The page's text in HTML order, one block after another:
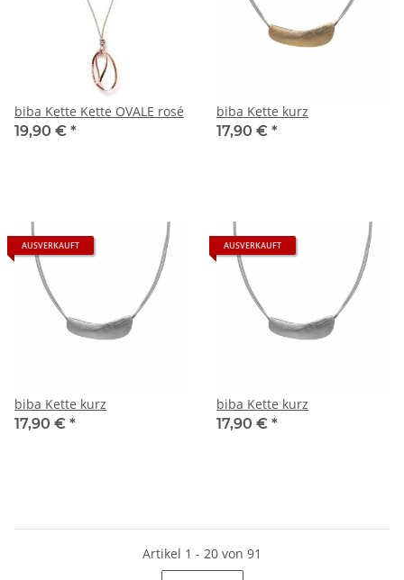
biba Kette Kette OVALE rosé
19,90 € *
biba Kette kurz
17,90 € *
AUSVERKAUFT
biba Kette kurz
17,90 € *
AUSVERKAUFT
biba Kette kurz
17,90 € *
Artikel 1 - 20 von 91